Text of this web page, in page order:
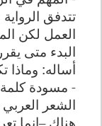
تتدفق
العمل لكن
البدء متى
أساله: وماذا
- مسودة
الشعر
هناك –إنما